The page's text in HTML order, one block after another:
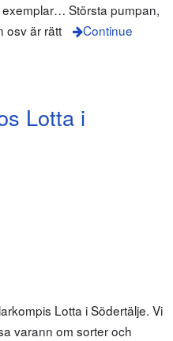
Största pumpan,
osv är rätt
Continue
Lotta i
Lotta i Södertälje. Vi
varann om sorter och